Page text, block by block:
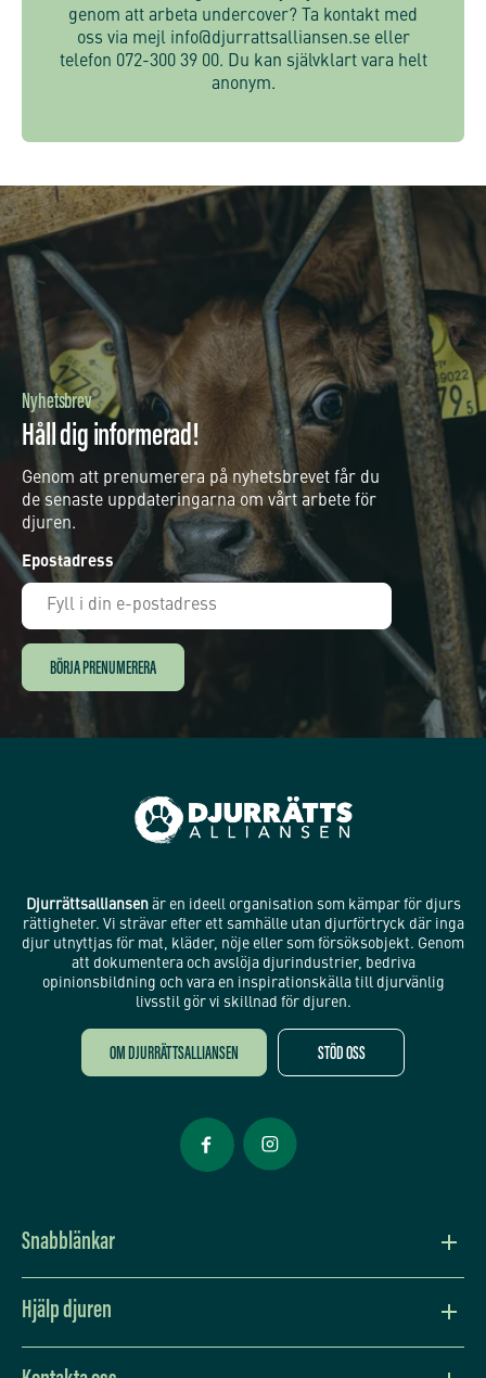
genom att arbeta undercover? Ta kontakt med
oss via mejl info@djurrattsalliansen.se eller
telefon 072-300 39 00. Du kan självklart vara helt
anonym.
Nyhetsbrev
Håll dig informerad!
Genom att prenumerera på nyhetsbrevet får du
de senaste uppdateringarna om vårt arbete för
djuren.
Epostadress
Djurrättsalliansenär en ideell organisation som kämpar för djurs
rättigheter. Vi strävar efter ett samhälle utan djurförtryck där inga
djur utnyttjas för mat, kläder, nöje eller som försöksobjekt. Genom
att dokumentera och avslöja djurindustrier, bedriva
opinionsbildning och vara en inspirationskälla till djurvänlig
livsstil gör vi skillnad för djuren.
OM DJURRÄTTSALLIANSEN STÖD OSS
Öppnas i nytt fönster
Snabblänkar
Vision och värdegrund
Hjälp djuren